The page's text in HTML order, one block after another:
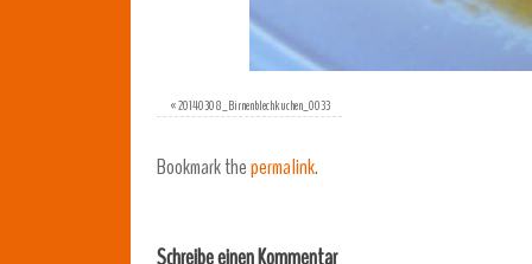
«20140308_Birnenblechkuchen_0033
Bookmark thepermalink.
Schreibe einen Kommentar